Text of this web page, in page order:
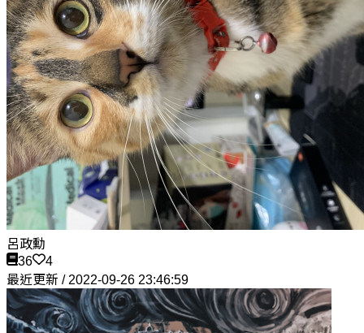
呂政勳
36
4
最近更新 / 2022-09-26 23:46:59